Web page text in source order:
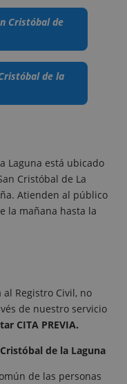
Cristóbal de
de la
Laguna está ubicado
Cristóbal de La
Atienden al público
la mañana hasta la
Registro Civil, no
de nuestro servicio
CITA PREVIA.
de la Laguna
de las personas